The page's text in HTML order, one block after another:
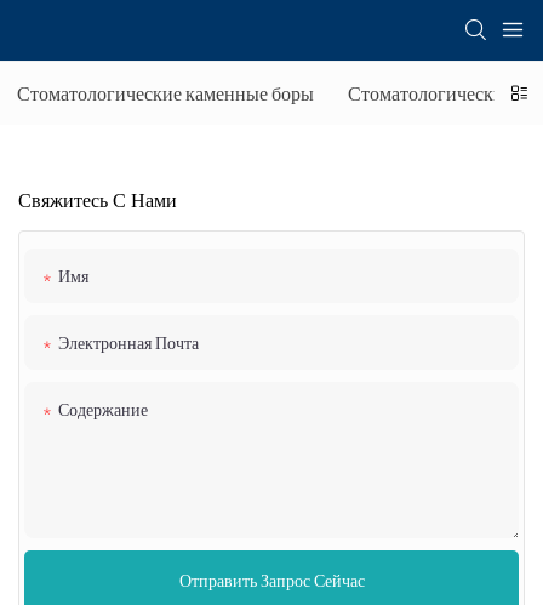
Стоматологические каменные боры Стоматологические
Свяжитесь С Нами
Имя
Электронная Почта
Содержание
Отправить Запрос Сейчас